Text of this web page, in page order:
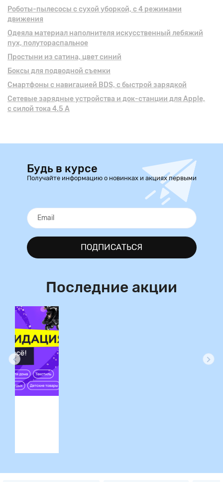
Роботы-пылесосы с сухой уборкой, с 4 режимами
движения
Одеяла материал наполнителя искусственный лебяжий
пух, полутораспальное
Простыни из сатина, цвет синий
Боксы для подводной съемки
Смартфоны с навигацией BDS, с быстрой зарядкой
Сетевые зарядные устройства и док-станции для Apple,
с силой тока 4.5 А
Будь в курсе
Получайте информацию о новинках и акциях первыми
ПОДПИСАТЬСЯ
Последние акции